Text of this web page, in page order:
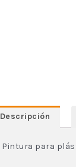
Descripción
Pintura para